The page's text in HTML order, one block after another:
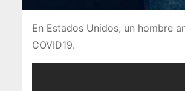
En Estados Unidos, un hombre
COVID19.